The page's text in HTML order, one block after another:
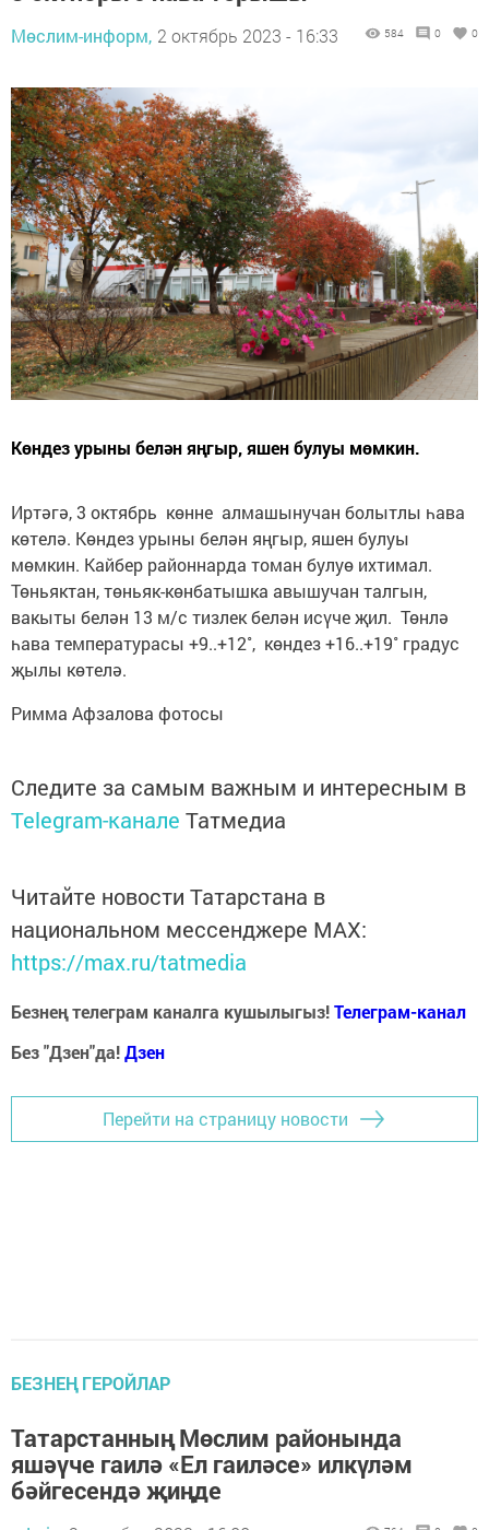
Мөслим-информ, 2 октябрь 2023 - 16:33 584 0 0
Көндез урыны белән яңгыр, яшен булуы мөмкин.
Иртәгә, 3 октябрь көнне алмашынучан болытлы һава
көтелә. Көндез урыны белән яңгыр, яшен булуы
мөмкин. Кайбер районнарда томан булуө ихтимал.
Төньяктан, төньяк-көнбатышка авышучан талгын,
вакыты белән 13 м/с тизлек белән исүче җил. Төнлә
һава температурасы +9..+12˚, көндез +16..+19˚ градус
җылы көтелә.
Римма Афзалова фотосы
Следите за самым важным и интересным в
Telegram-канале Татмедиа
Читайте новости Татарстана в
национальном мессенджере MАХ:
https://max.ru/tatmedia
Безнең телеграм каналга кушылыгыз!Телеграм-канал
Без "Дзен"да!Дзен
Перейти на страницу новости
БЕЗНЕҢ ГЕРОЙЛАР
Татарстанның Мөслим районында
яшәүче гаилә «Ел гаиләсе» илкүләм
бәйгесендә җиңде